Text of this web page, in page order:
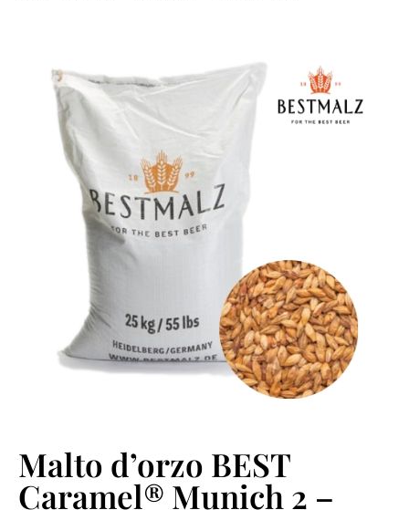
Malto d’orzo BEST
Caramel® Munich 2 –